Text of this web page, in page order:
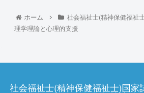
ホーム 社会福祉士(精神保健福祉
理学理論と心理的支援
社会福祉士(精神保健福祉士)国家